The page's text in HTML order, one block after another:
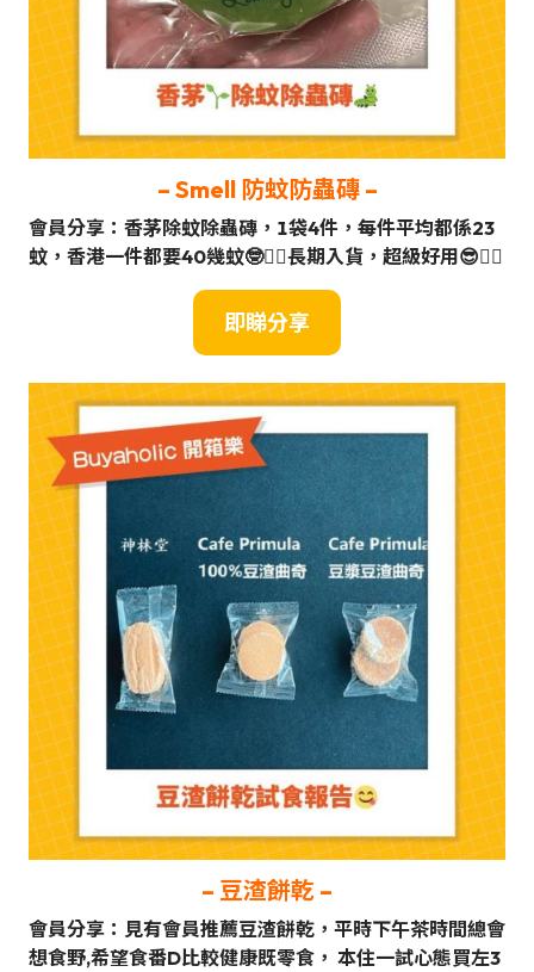
– Smell 防蚊防蟲磚 –
會員分享：香茅除蚊除蟲磚，1袋4件，每件平均都係23
蚊，香港一件都要40幾蚊🤓☝🏼長期入貨，超級好用😎👍🏼
即睇分享
– 豆渣餅乾 –
會員分享：見有會員推薦豆渣餅乾，平時下午茶時間總會
想食野,希望食番D比較健康既零食， 本住一試心態買左3